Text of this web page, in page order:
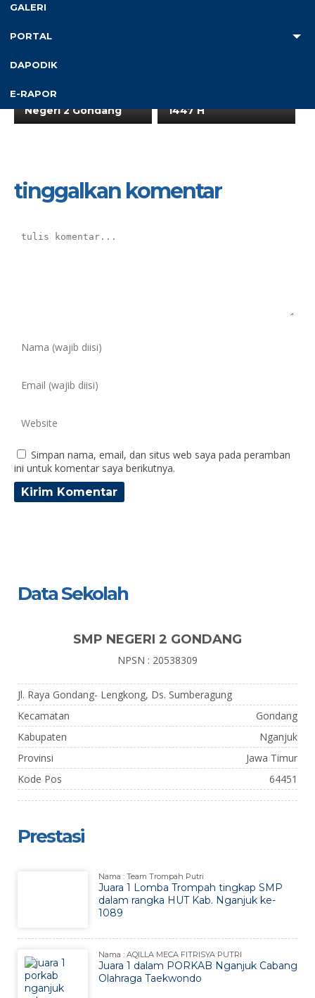
GALERI
PORTAL
DAPODIK
E-RAPOR
28 Mar 2026
Halalbihalal idul Fitri 1
Keluarga Besar SMP
Negeri 2 Gondang
1447 H
tinggalkan komentar
Simpan nama, email, dan situs web saya pada peramban
ini untuk komentar saya berikutnya.
Data Sekolah
SMP NEGERI 2 GONDANG
NPSN : 20538309
Jl. Raya Gondang- Lengkong, Ds. Sumberagung
Kecamatan
Gondang
Kabupaten
Nganjuk
Provinsi
Jawa Timur
Kode Pos
64451
Prestasi
Nama : Team Trompah Putri
Juara 1 Lomba Trompah tingkap SMP
dalam rangka HUT Kab. Nganjuk ke-
1089
Nama : AQILLA MECA FITRISYA PUTRI
Juara 1 dalam PORKAB Nganjuk Cabang
Olahraga Taekwondo